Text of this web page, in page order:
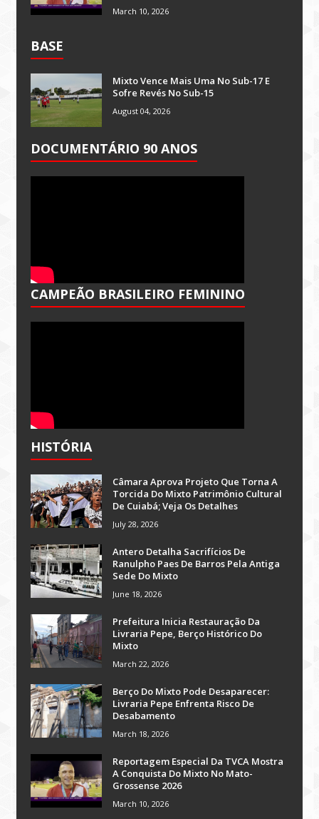
March 10, 2026
BASE
Mixto Vence Mais Uma No Sub-17 E
Sofre Revés No Sub-15
August 04, 2026
DOCUMENTÁRIO 90 ANOS
CAMPEÃO BRASILEIRO FEMININO
HISTÓRIA
Câmara Aprova Projeto Que Torna A
Torcida Do Mixto Patrimônio Cultural
De Cuiabá; Veja Os Detalhes
July 28, 2026
Antero Detalha Sacrifícios De
Ranulpho Paes De Barros Pela Antiga
Sede Do Mixto
June 18, 2026
Prefeitura Inicia Restauração Da
Livraria Pepe, Berço Histórico Do
Mixto
March 22, 2026
Berço Do Mixto Pode Desaparecer:
Livraria Pepe Enfrenta Risco De
Desabamento
March 18, 2026
Reportagem Especial Da TVCA Mostra
A Conquista Do Mixto No Mato-
Grossense 2026
March 10, 2026